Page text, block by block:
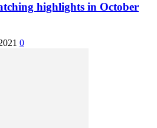
highlights in October
0